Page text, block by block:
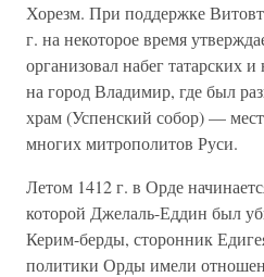
Хорезм. При поддержке
г. на некоторое время
организовал набег татарских
на город Владимир, где был
храм (Успенский собор) —
многих митрополитов Руси.
Летом 1412 г. в Орде
которой Джелаль-Еддин был
Керим-берды, сторонник
политики Орды имели